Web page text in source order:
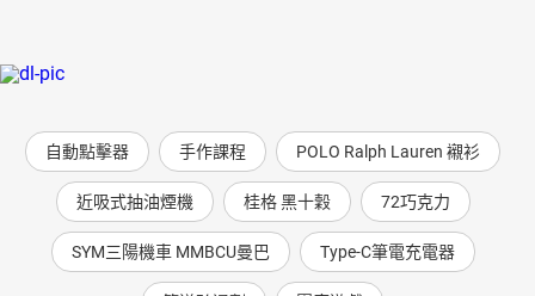
自動點擊器 手作課程 POLO Ralph Lauren 襯衫
近吸式抽油煙機 桂格 黑十穀 72巧克力
SYM三陽機車 MMBCU曼巴 Type-C筆電充電器